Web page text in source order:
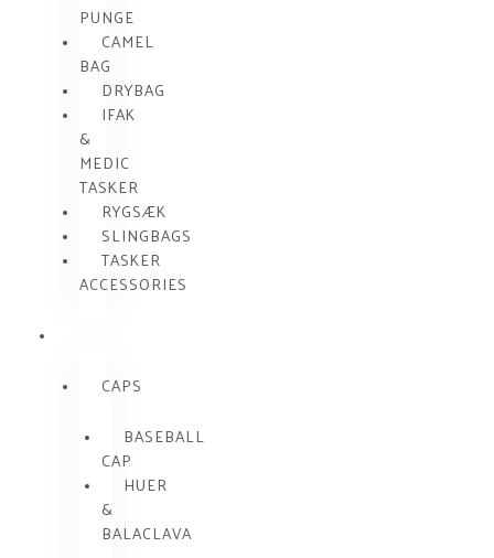
PUNGE
CAMEL
BAG
DRYBAG
IFAK
&
MEDIC
TASKER
RYGSÆK
SLINGBAGS
TASKER
ACCESSORIES
CAPS
BASEBALL
CAP
HUER
&
BALACLAVA